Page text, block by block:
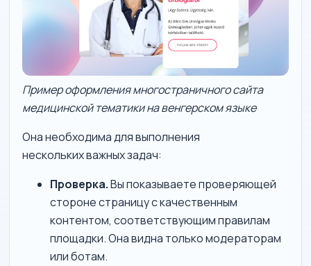
Пример оформления многостраничного сайта
медицинской тематики на венгерском языке
Она необходима для выполнения
нескольких важных задач:
Проверка.Вы показываете проверяющей
стороне страницу с качественным
контентом, соответствующим правилам
площадки. Она видна только модераторам
или ботам.